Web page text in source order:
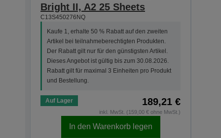
Bright II, A2 25 Sheets
C13S450276NQ
Kaufe 1, erhalte 50 % Rabatt auf den zweiten
Artikel bei teilnahmeberechtigten Produkten.
Der Rabatt gilt nur für den günstigsten Artikel.
Dieses Angebot ist gültig bis zum 30.08.2026.
Rabatt gilt für maximal 3 Einheiten pro Produkt
und Bestellung.
Auf Lager 189,21 €
inkl. MwSt. (159,00 € ohne MwSt.)
In den Warenkorb legen